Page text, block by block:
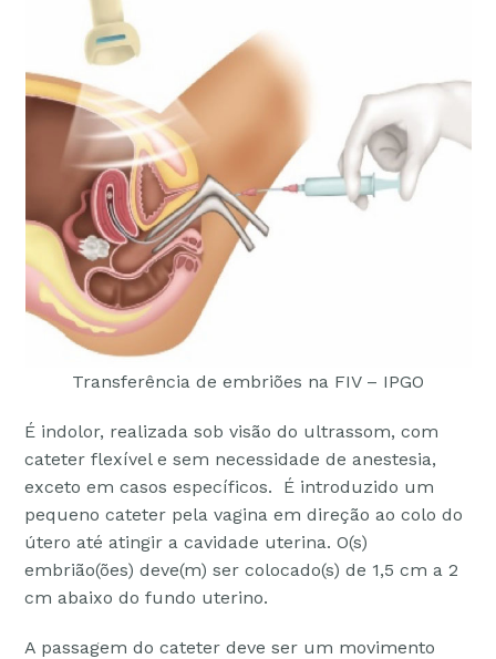
Transferência de embriões na FIV – IPGO
É indolor, realizada sob visão do ultrassom, com
cateter flexível e sem necessidade de anestesia,
exceto em casos específicos. É introduzido um
pequeno cateter pela vagina em direção ao colo do
útero até atingir a cavidade uterina. O(s)
embrião(ões) deve(m) ser colocado(s) de 1,5 cm a 2
cm abaixo do fundo uterino.
A passagem do cateter deve ser um movimento